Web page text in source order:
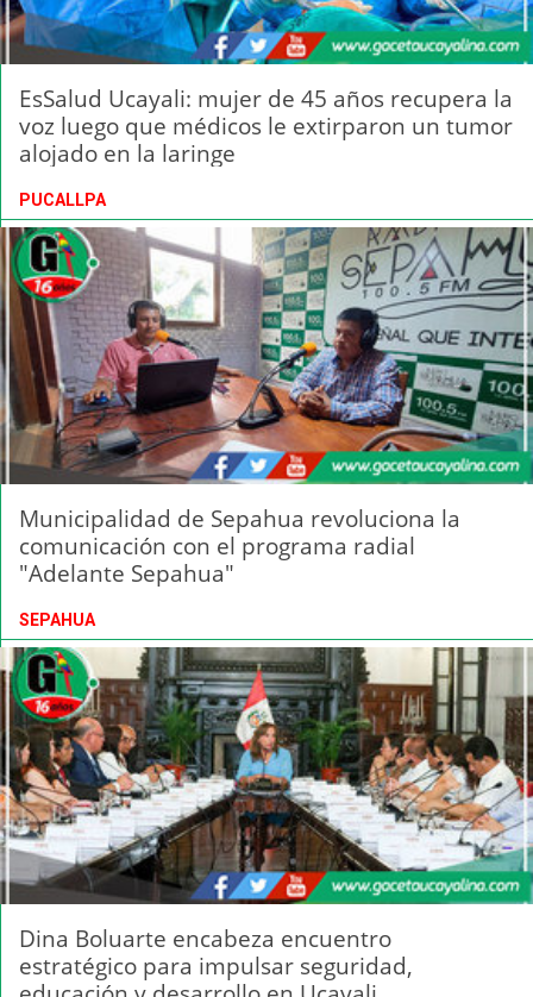
EsSalud Ucayali: mujer de 45 años recupera la
voz luego que médicos le extirparon un tumor
alojado en la laringe
PUCALLPA
Municipalidad de Sepahua revoluciona la
comunicación con el programa radial
"Adelante Sepahua"
SEPAHUA
Dina Boluarte encabeza encuentro
estratégico para impulsar seguridad,